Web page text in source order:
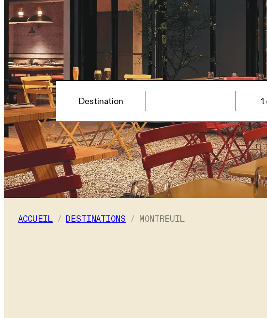
Chambres
Chambre1
Adultes
Enfants
Destination
ACCUEIL DESTINATIONS MONTREUIL